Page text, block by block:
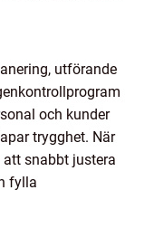
utförande
och kunder
trygghet. När
snabbt justera
fylla